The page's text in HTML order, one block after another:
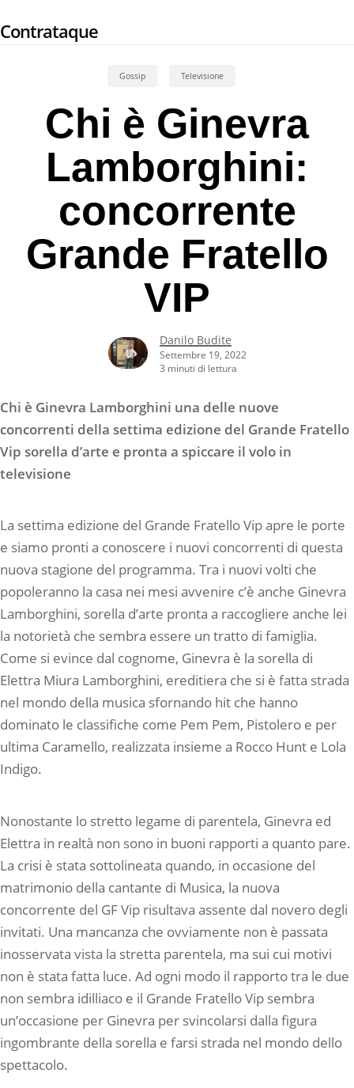
to
Contrataque
Gossip Televisione
Chi è Ginevra
Lamborghini:
concorrente
Grande Fratello
VIP
Danilo Budite
Settembre 19, 2022
3 minuti di lettura
Chi è Ginevra Lamborghini una delle nuove
concorrenti della settima edizione del Grande Fratello
Vip sorella d’arte e pronta a spiccare il volo in
televisione
La settima edizione del Grande Fratello Vip apre le porte
e siamo pronti a conoscere i nuovi concorrenti di questa
nuova stagione del programma. Tra i nuovi volti che
popoleranno la casa nei mesi avvenire c’è anche Ginevra
Lamborghini, sorella d’arte pronta a raccogliere anche lei
la notorietà che sembra essere un tratto di famiglia.
Come si evince dal cognome, Ginevra è la sorella di
Elettra Miura Lamborghini, ereditiera che si è fatta strada
nel mondo della musica sfornando hit che hanno
dominato le classifiche come Pem Pem, Pistolero e per
ultima Caramello, realizzata insieme a Rocco Hunt e Lola
Indigo.
Nonostante lo stretto legame di parentela, Ginevra ed
Elettra in realtà non sono in buoni rapporti a quanto pare.
La crisi è stata sottolineata quando, in occasione del
matrimonio della cantante di Musica, la nuova
concorrente del GF Vip risultava assente dal novero degli
invitati. Una mancanza che ovviamente non è passata
inosservata vista la stretta parentela, ma sui cui motivi
non è stata fatta luce. Ad ogni modo il rapporto tra le due
non sembra idilliaco e il Grande Fratello Vip sembra
un’occasione per Ginevra per svincolarsi dalla figura
ingombrante della sorella e farsi strada nel mondo dello
spettacolo.